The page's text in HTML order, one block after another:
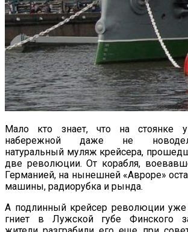
Мало кто знает, что на стоянке у
набережной даже не
натуральный муляж крейсера,
две революции. От корабля,
Германией, на нынешней «Авроре»
машины, радиорубка и рында.
А подлинный крейсер революции уже
гниет в Лужской губе Финского